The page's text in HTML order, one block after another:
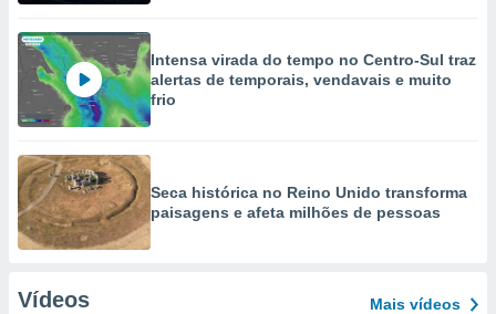
Intensa virada do tempo no Centro-Sul traz
alertas de temporais, vendavais e muito
frio
Seca histórica no Reino Unido transforma
paisagens e afeta milhões de pessoas
Vídeos Mais vídeos